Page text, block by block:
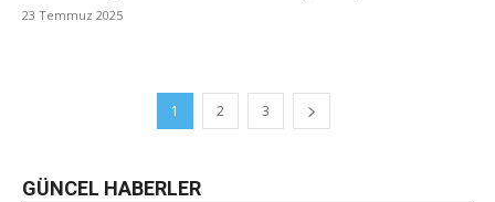
23 Temmuz 2025
1 2 3
GÜNCEL HABERLER